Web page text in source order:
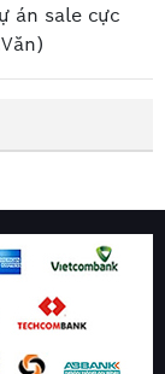
án sale cực